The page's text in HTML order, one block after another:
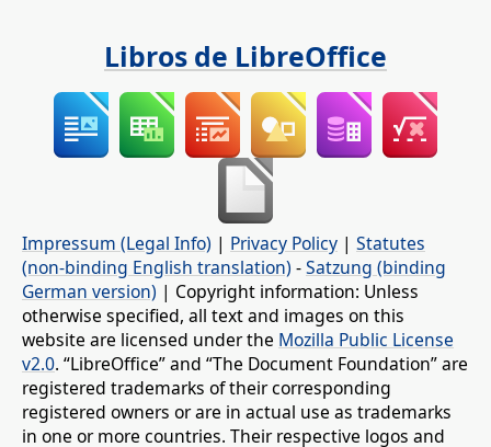
Libros de LibreOffice
Impressum (Legal Info) | Privacy Policy | Statutes
(non-binding English translation) -Satzung (binding
German version) | Copyright information: Unless
otherwise specified, all text and images on this
website are licensed under the Mozilla Public License
v2.0. “LibreOffice” and “The Document Foundation” are
registered trademarks of their corresponding
registered owners or are in actual use as trademarks
in one or more countries. Their respective logos and